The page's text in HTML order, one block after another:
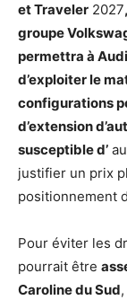
et Traveler 2027
groupe
permettra à
d’exploiter le
configurations
d’extension
susceptible d’
justifier un prix
positionnement
Pour éviter les
pourrait être
Caroline du Sud